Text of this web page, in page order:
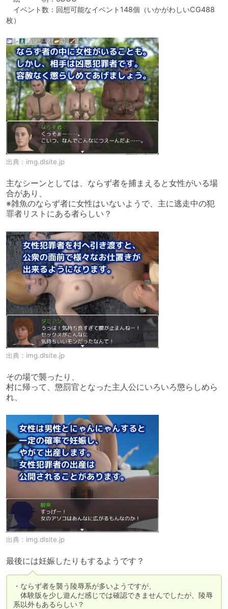
イベント数：回想可能なイベント148個（いかがわしいCG488
枚）
出典： img.dlsite.jp
主なシーンとしては、ならず者を捕まえると女性がいる場
合があり、
※雑魚のならず者に女性はいないようで、主に逃走中の犯
罪者リストにある者らしい？
出典： img.dlsite.jp
その場で襲ったり、
村に帰って、懲罰官となった主人公にいろいろ懲らしめら
れ、
出典： img.dlsite.jp
最後には妊娠したりもするようです？
・ならず者を襲う陵辱系が多いようですが、
体験版を少し遊んだ感じでは確認できませんでしたが、陵辱
系以外もあるらしい？